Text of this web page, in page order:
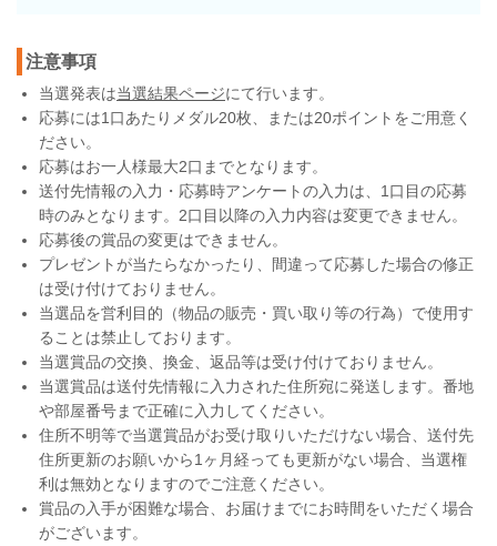
注意事項
当選発表は当選結果ページにて行います。
応募には1口あたりメダル20枚、または20ポイントをご用意く
ださい。
応募はお一人様最大2口までとなります。
送付先情報の入力・応募時アンケートの入力は、1口目の応募
時のみとなります。2口目以降の入力内容は変更できません。
応募後の賞品の変更はできません。
プレゼントが当たらなかったり、間違って応募した場合の修正
は受け付けておりません。
当選品を営利目的（物品の販売・買い取り等の行為）で使用す
ることは禁止しております。
当選賞品の交換、換金、返品等は受け付けておりません。
当選賞品は送付先情報に入力された住所宛に発送します。番地
や部屋番号まで正確に入力してください。
住所不明等で当選賞品がお受け取りいただけない場合、送付先
住所更新のお願いから1ヶ月経っても更新がない場合、当選権
利は無効となりますのでご注意ください。
賞品の入手が困難な場合、お届けまでにお時間をいただく場合
がございます。